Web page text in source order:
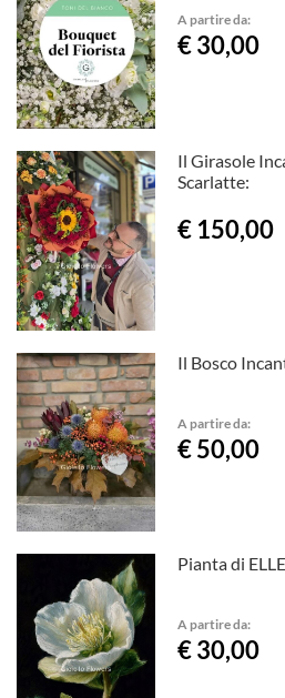
A partire da:
€ 30,00
Il Girasole
Scarlatte:
€ 150,00
Il Bosco
A partire da:
€ 50,00
Pianta di
A partire da:
€ 30,00